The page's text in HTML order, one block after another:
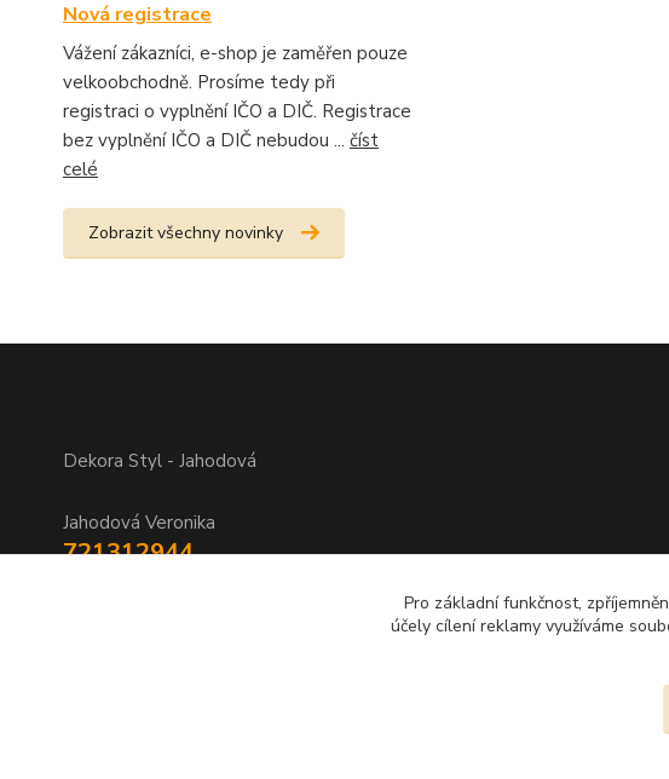
Nová registrace
Vážení zákazníci, e-shop je zaměřen pouze
velkoobchodně. Prosíme tedy při
registraci o vyplnění IČO a DIČ. Registrace
bez vyplnění IČO a DIČ nebudou ... číst
celé
Zobrazit všechny novinky
Dekora Styl - Jahodová
Jahodová Veronika
721312944
Pro základní funkčnost,
účely cílení reklamy využíváme